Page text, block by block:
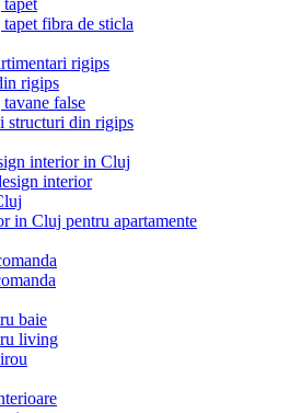
fibra de sticla
rigips
rigips
false
structuri din rigips
interior in Cluj
interior
in Cluj pentru apartamente
baie
living